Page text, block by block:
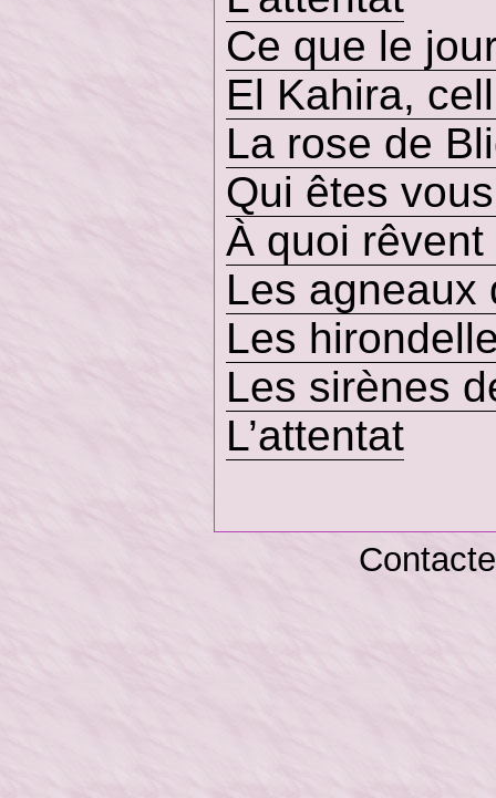
Ce que le
El Kahira,
La rose de
Qui êtes
À quoi
Les agneaux
Les
Les sirènes
L’attentat